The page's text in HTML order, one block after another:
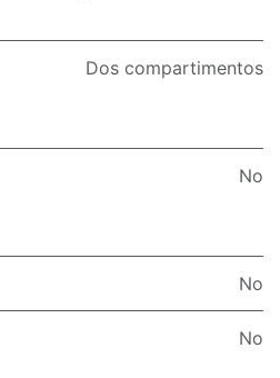
Dos compartimentos
No
No
No